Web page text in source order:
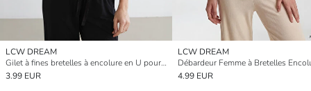
LCW DREAM
Gilet à fines bretelles à encolure en U pour femme
3.99 EUR
LCW DREAM
4.99 EUR